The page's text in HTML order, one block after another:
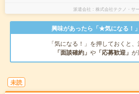
派遣会社 株式会社テクノ・サ
興味があったら「★気になる！
「気になる！」を押しておくと
「面談確約」 や 「応募歓迎」 が
未読